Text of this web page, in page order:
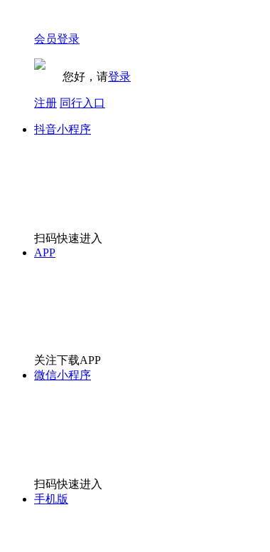
会员登录
您好，请登录
注册 同行入口
抖音小程序
扫码快速进入
APP
关注下载APP
微信小程序
扫码快速进入
手机版